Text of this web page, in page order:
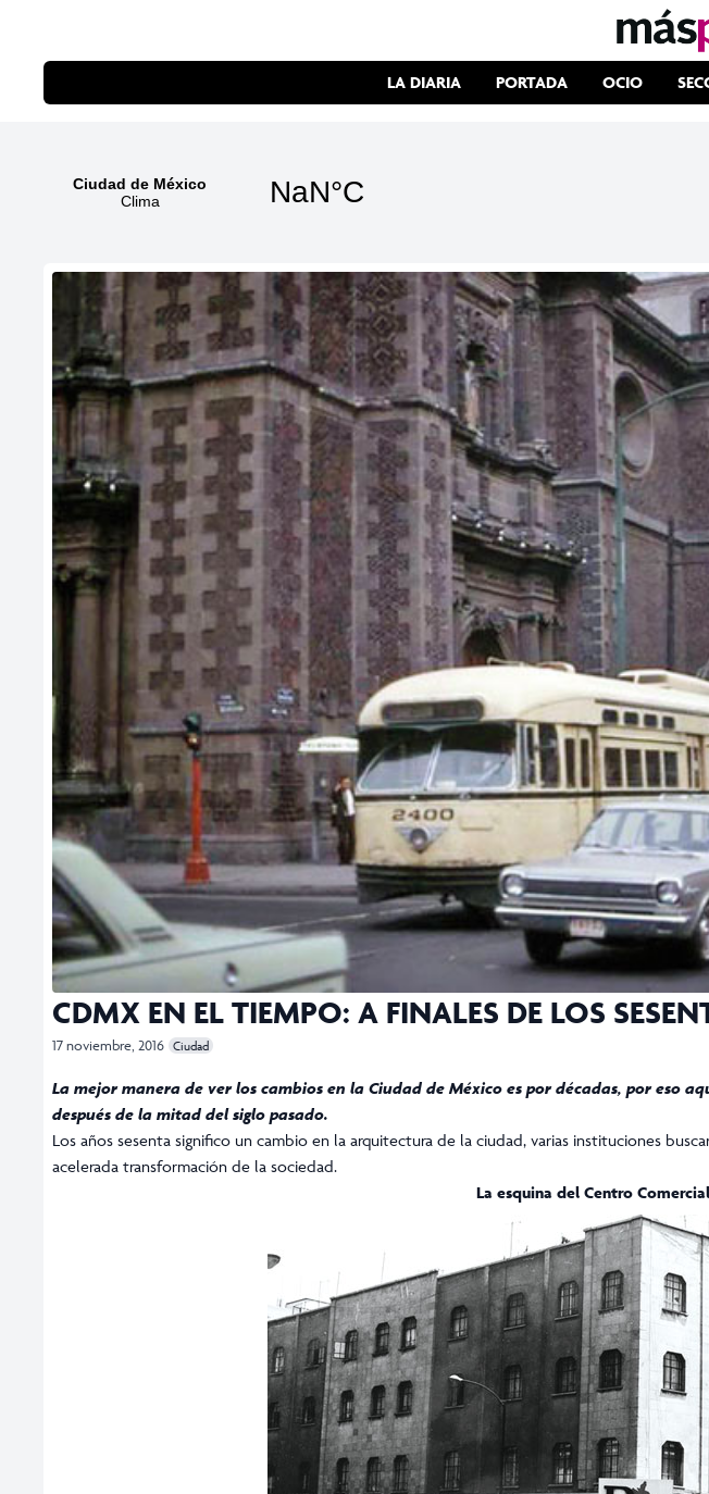
LA DIARIA PORTADA OCIO
CDMX EN EL TIEMPO: A FINALES DE LOS
17 noviembre, 2016 Ciudad
La mejor manera de ver los cambios en la Ciudad de México es por décadas, por eso
después de la mitad del siglo pasado.
Los años sesenta significo un cambio en la arquitectura de la ciudad, varias instituciones
acelerada transformación de la sociedad.
La esquina del Centro Comercial